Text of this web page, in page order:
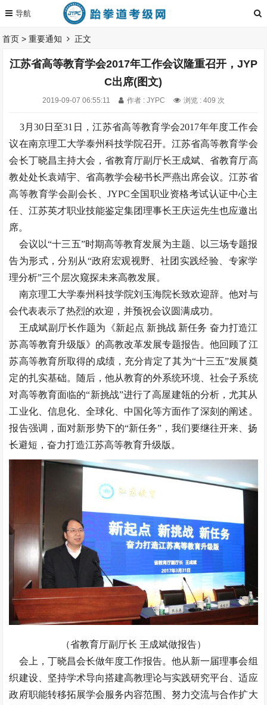
首页 >重要通知 正文
江苏省高等教育学会2017年工作会议隆重召开，JYP
C出席(图文)
2019-09-07 06:55:11 作者 : JYPC 浏览 : 409 次
3月30日至31日，江苏省高等教育学会2017年年度工作会
议在南京理工大学泰州科技学院召开。江苏省高等教育学会
会长丁晓昌主持大会，省教育厅副厅长王成斌、省教育厅高
教处处长袁靖宇、省高教学会秘书长严燕出席会议。江苏省
高等教育学会副会长、JYPC全国职业资格考试认证中心主
任、江苏英才职业技能鉴定集团理事长王庆运先生也应邀出
席。
会议以“十三五”时期高等教育发展为主题、以三场专题报
告为形式，分别从“政府宏观视野、社团实践经验、专家学
理分析”三个层次窥探未来高教发展。
南京理工大学泰州科技学院刘玉海院长致欢迎辞。他对与
会代表表示了热烈的欢迎，并预祝会议圆满成功。
王成斌副厅长作题为《新起点 新挑战 新任务 奋力打造江
苏高等教育升级版》的高教改革发展专题报告。他回顾了江
苏高等教育所取得的成绩，充分肯定了其为“十三五”发展奠
定的扎实基础。随后，他从教育的外系统环境、社会子系统
对高等教育面临的“新挑战”进行了高屋建瓴的分析，尤其从
工业化、信息化、全球化、中国化等方面作了深刻的阐述。
报告强调，面对新形势下的“新任务”，我们要继往开来、扬
长避短，奋力打造江苏高等教育升级版。
（省教育厅副厅长 王成斌做报告）
会上，丁晓昌会长做年度工作报告。他从新一届理事会组
织建设、坚持学术导向搭建高教理论与实践研究平台、适应
政府职能转移拓展学会服务内容范围、努力交流与合作扩大